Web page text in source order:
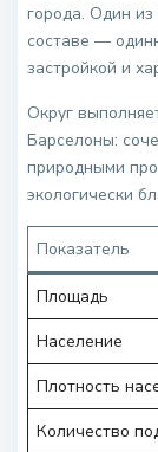
города. Один
составе —
застройкой и
Округ
Барселоны:
природными
экологически
Показатель
Площадь
Население
Плотность
Количество